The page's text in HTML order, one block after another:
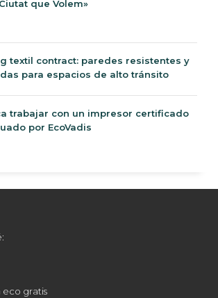
que Volem»
textil contract: paredes resistentes y
para espacios de alto tránsito
trabajar con un impresor certificado
por EcoVadis
eco gratis